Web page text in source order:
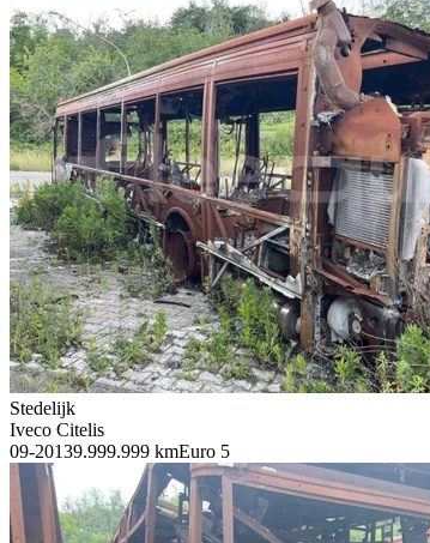
Stedelijk
Iveco Citelis
09-20139.999.999 kmEuro 5